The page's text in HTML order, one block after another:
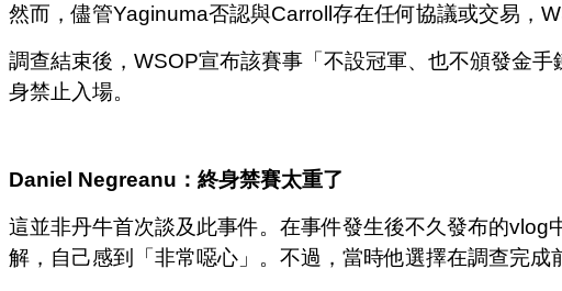
然而，儘管Yaginuma否認與Carroll存在任何協議或交易，
調查結束後，WSOP宣布該賽事「不設冠軍、也不頒發金
身禁止入場。
Daniel Negreanu ：終身禁賽太重了
這並非丹牛首次談及此事件。在事件發生後不久發布的
解，自己感到「非常噁心」。不過，當時他選擇在調查完成